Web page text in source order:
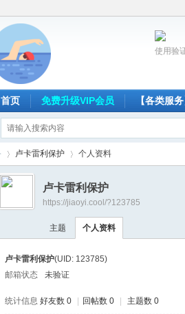
使用验
首页 免费升级VIP会员 【各类服务
›
卢卡雷利保护 个人资料
卢卡雷利保护
https://jiaoyi.cool/?123785
主题 个人资料
卢卡雷利保护(UID: 123785)
邮箱状态
未验证
统计信息 好友数 0 回帖数 0 主题数 0